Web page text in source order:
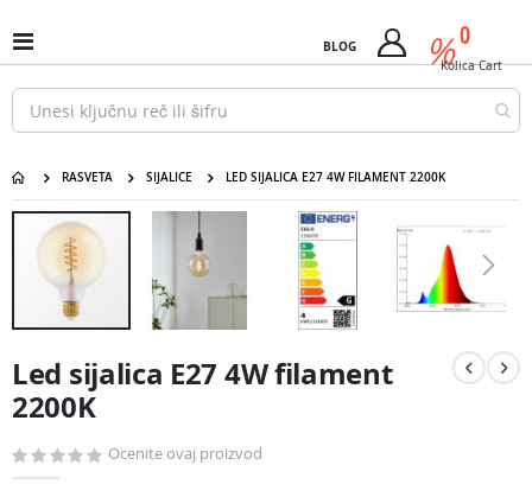
na
sadržaj
Uključi
/
isključi
Nav
BLOG %
Cart 0
Kolica Cart
RASVETA SIJALICE
LED SIJALICA E27 4W FILAMENT 2200K
Led sijalica E27 4W filament 2200K
početak
galerije
slika
Led sijalica E27 4W filament
2200K
Ocenite ovaj proizvod